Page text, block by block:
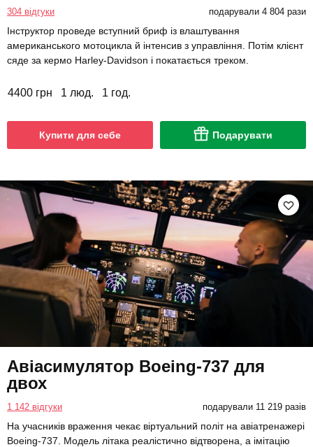
304 відгуки подарували 4 804 рази
Інструктор проведе вступний бриф із влаштування
американського мотоцикла й інтенсив з управління. Потім клієнт
сяде за кермо Harley-Davidson і покатається треком.
4400 грн 1 люд. 1 год.
Купити для себе Подарувати
Авіасимулятор Boeing-737 для
двох
1 142 відгуки подарували 11 219 разів
На учасників враження чекає віртуальний політ на авіатренажері
Boeing-737. Модель літака реалістично відтворена, а імітацію